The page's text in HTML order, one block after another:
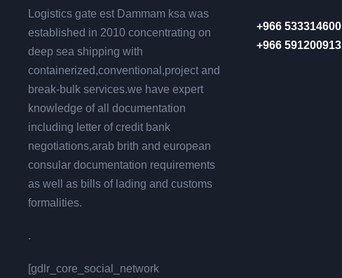
Logistics gate est Dammam ksa was
established in 2010 concentrating on
deep sea shipping with
containerized,conventional,project and
break-bulk services.we have expert
knowledge of all documentation
including letter of credit bank
negotiations,arab brith and european
consular documentation requirements
as well as bills of lading and customs
formalities.
.
[gdlr_core_social_network
+966 533314600
+966 591200913